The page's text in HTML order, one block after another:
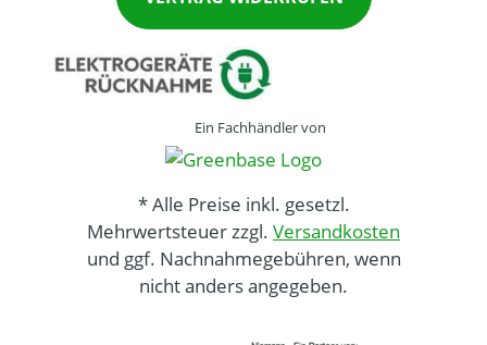
Ein Fachhändler von
* Alle Preise inkl. gesetzl.
Mehrwertsteuer zzgl. Versandkosten
und ggf. Nachnahmegebühren, wenn
nicht anders angegeben.